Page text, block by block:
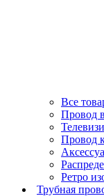
Все
Провод
Провод
Ретро
Трубная